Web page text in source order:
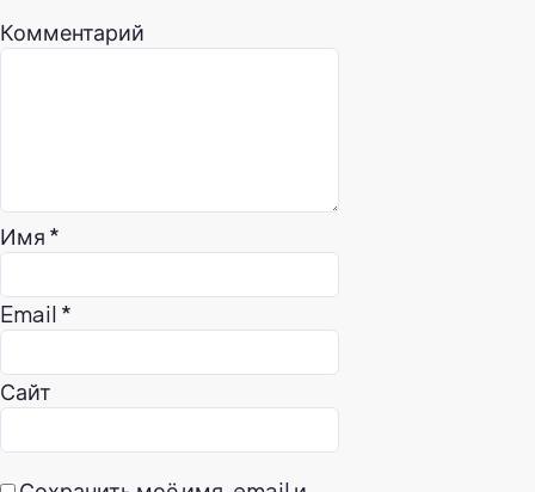
Комментарий
Имя *
Email *
Сайт